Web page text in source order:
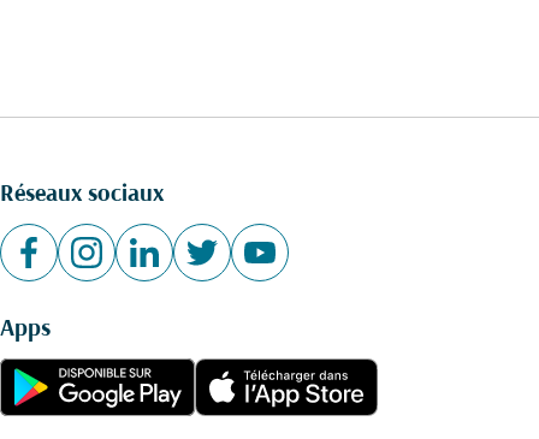
Réseaux sociaux
Apps